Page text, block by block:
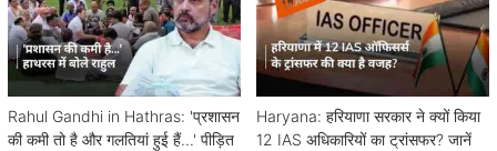
Rahul Gandhi in Hathras: 'प्रशासन
की कमी तो है और गलतियां हुई हैं...' पीड़ित
Haryana: हरियाणा सरकार ने क्यों किया
12 IAS अधिकारियों का ट्रांसफर? जानें